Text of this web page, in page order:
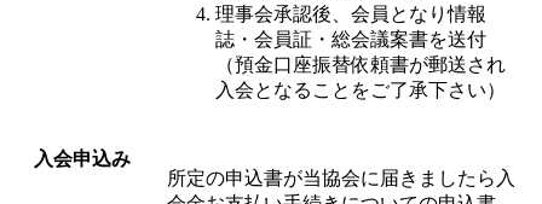
理事会承認後、会員となり情報
誌・会員証・総会議案書を送付
（預金口座振替依頼書が郵送され
入会となることをご了承下さい）
入会申込み
所定の申込書が当協会に届きましたら入